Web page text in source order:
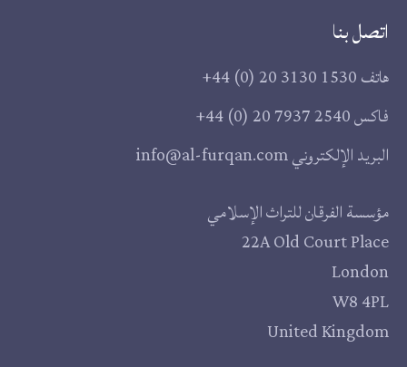
اتصل بنا
هاتف+44 (0) 20 3130 1530
فاكس+44 (0) 20 7937 2540
البريد الإلكترونيinfo@al-furqan.com
مقر
المؤسسة
مؤسسة الفرقان للتراث الإسلامي
22A Old Court Place
London
W8 4PL
United Kingdom